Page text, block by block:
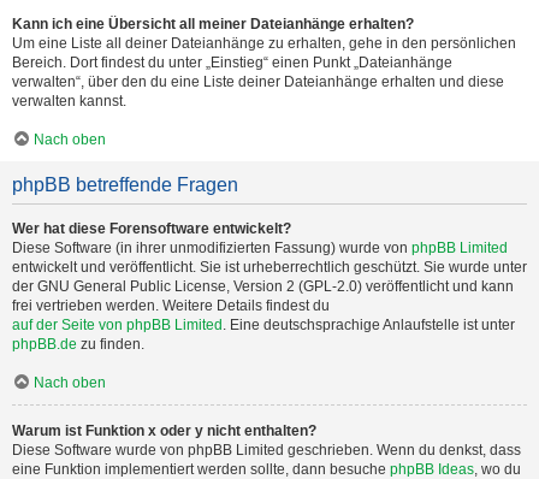
Kann ich eine Übersicht all meiner Dateianhänge erhalten?
Um eine Liste all deiner Dateianhänge zu erhalten, gehe in den persönlichen
Bereich. Dort findest du unter „Einstieg“ einen Punkt „Dateianhänge
verwalten“, über den du eine Liste deiner Dateianhänge erhalten und diese
verwalten kannst.
Nach oben
phpBB betreffende Fragen
Wer hat diese Forensoftware entwickelt?
Diese Software (in ihrer unmodifizierten Fassung) wurde von phpBB Limited
entwickelt und veröffentlicht. Sie ist urheberrechtlich geschützt. Sie wurde unter
der GNU General Public License, Version 2 (GPL-2.0) veröffentlicht und kann
frei vertrieben werden. Weitere Details findest du
auf der Seite von phpBB Limited . Eine deutschsprachige Anlaufstelle ist unter
phpBB.de zu finden.
Nach oben
Warum ist Funktion x oder y nicht enthalten?
Diese Software wurde von phpBB Limited geschrieben. Wenn du denkst, dass
eine Funktion implementiert werden sollte, dann besuche phpBB Ideas, wo du